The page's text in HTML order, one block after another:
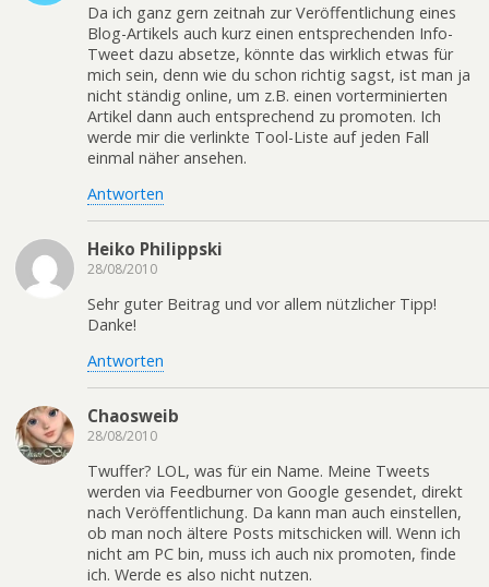
Da ich ganz gern zeitnah zur Veröffentlichung eines
Blog-Artikels auch kurz einen entsprechenden Info-
Tweet dazu absetze, könnte das wirklich etwas für
mich sein, denn wie du schon richtig sagst, ist man ja
nicht ständig online, um z.B. einen vorterminierten
Artikel dann auch entsprechend zu promoten. Ich
werde mir die verlinkte Tool-Liste auf jeden Fall
einmal näher ansehen.
Antworten
Heiko Philippski
28/08/2010
Sehr guter Beitrag und vor allem nützlicher Tipp!
Danke!
Antworten
Chaosweib
28/08/2010
Twuffer? LOL, was für ein Name. Meine Tweets
werden via Feedburner von Google gesendet, direkt
nach Veröffentlichung. Da kann man auch einstellen,
ob man noch ältere Posts mitschicken will. Wenn ich
nicht am PC bin, muss ich auch nix promoten, finde
ich. Werde es also nicht nutzen.